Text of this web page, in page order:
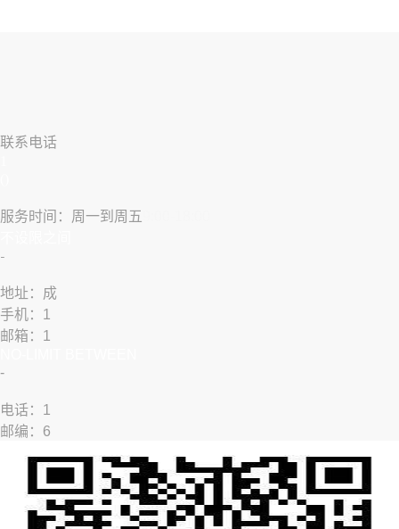
联系电话
服务时间：周一到周五
​-
地址：成
手机：1
邮箱：1
​-
​​电话：1
邮编：6